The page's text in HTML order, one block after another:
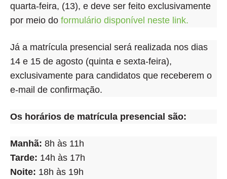
quarta-feira, (13), e deve ser feito exclusivamente
por meio do formulário disponível neste link.
Já a matrícula presencial será realizada nos dias
14 e 15 de agosto (quinta e sexta-feira),
exclusivamente para candidatos que receberem o
e-mail de confirmação.
Os horários de matrícula presencial são:
Manhã: 8h às 11h
Tarde: 14h às 17h
Noite: 18h às 19h